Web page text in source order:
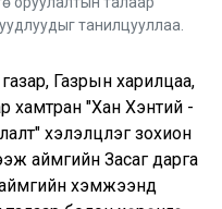
танилцууллаа.
Газрын харилцаа,
хамтран "Хан Хэнтий -
хэлэлцүүлэг зохион
аймгийн Засаг дарга
хэмжээнд